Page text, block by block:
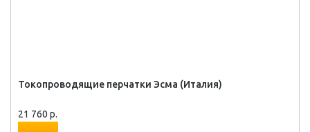
Токопроводящие перчатки Эсма (Италия)
21 760 р.